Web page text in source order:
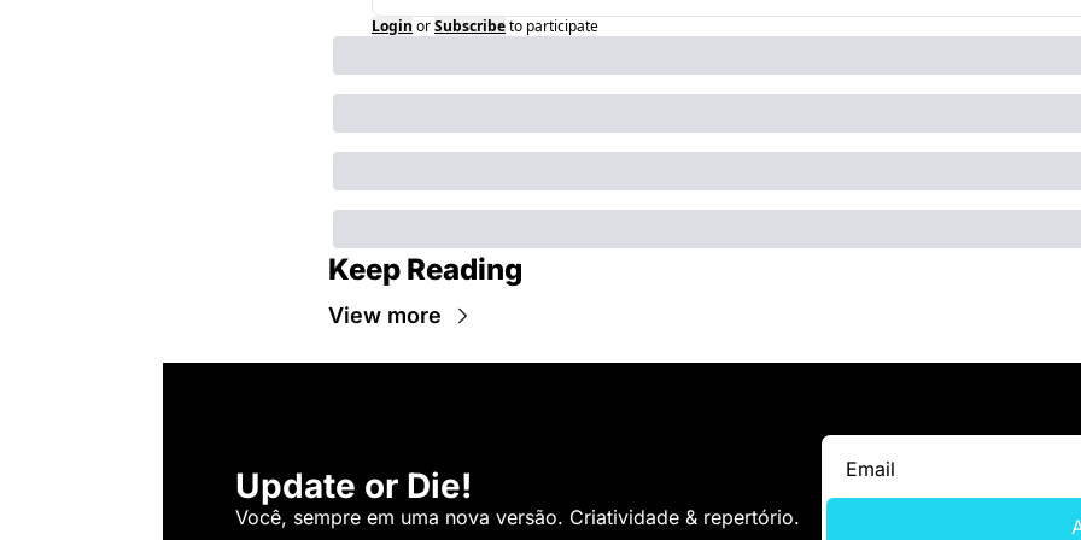
Login orSubscribeto participate
Keep Reading
View more
Update or Die!
Você, sempre em uma nova versão. Criatividade & repertório.